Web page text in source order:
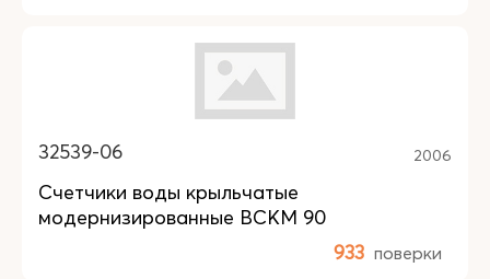
32539-06 2006
Счетчики воды крыльчатые
модернизированные ВСКМ 90
933 поверки